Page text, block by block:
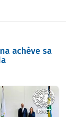
achève sa